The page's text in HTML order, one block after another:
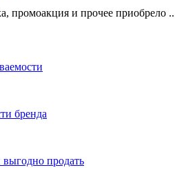
промоакция и прочее приобрело
бренда
продать